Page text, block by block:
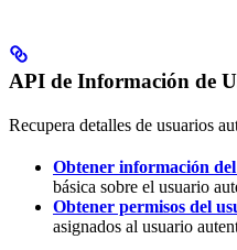
API de Información de
Recupera detalles de usuarios
Obtener información
básica sobre el usuario
Obtener permisos del
asignados al usuario